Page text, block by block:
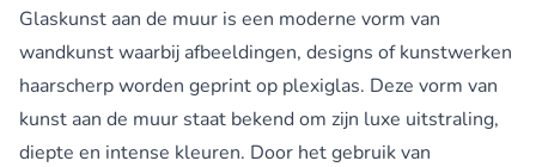
Glaskunst aan de muur is een moderne vorm van
wandkunst waarbij afbeeldingen, designs of kunstwerken
haarscherp worden geprint op plexiglas. Deze vorm van
kunst aan de muur staat bekend om zijn luxe uitstraling,
diepte en intense kleuren. Door het gebruik van